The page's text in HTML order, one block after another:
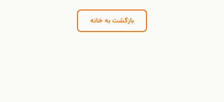
بازگشت به خانه